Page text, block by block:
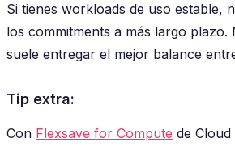
Si tienes workloads de uso estable,
los commitments a más largo plazo.
suele entregar el mejor balance
Tip extra:
Con Flexsave for Compute de